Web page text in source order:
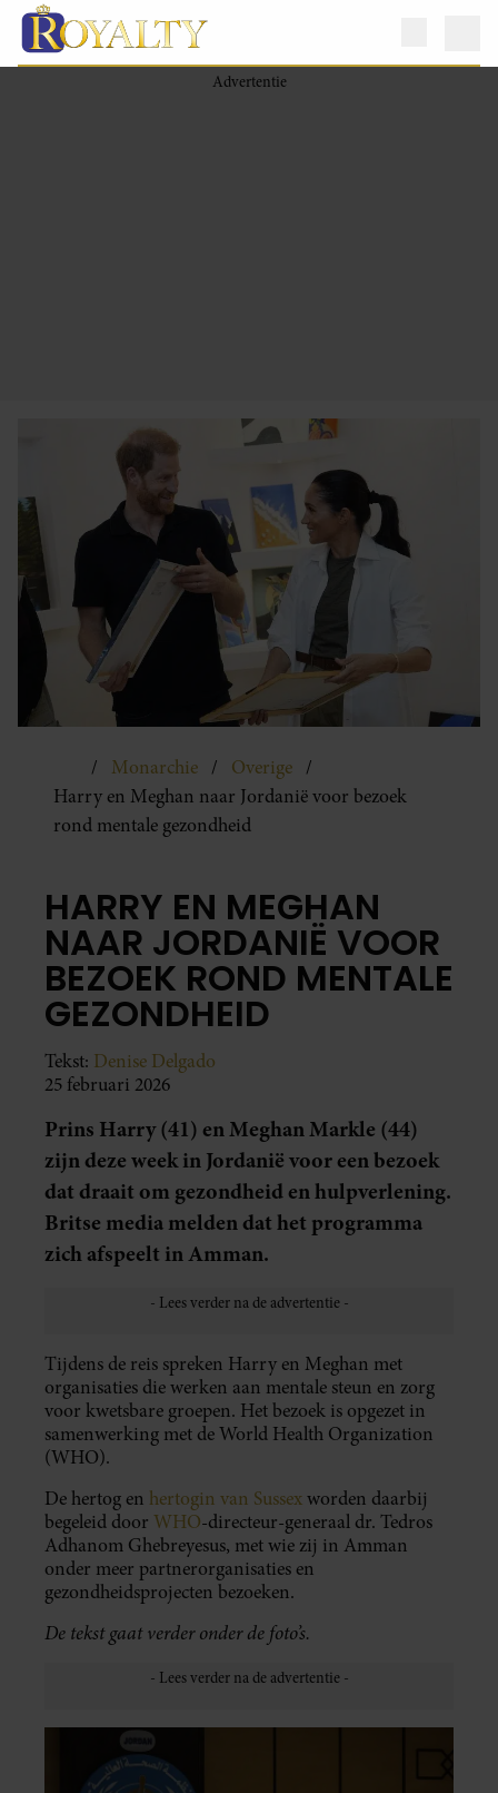
Monarchie
Overige
Harry en Meghan naar Jordanië voor bezoek
rond mentale gezondheid
HARRY EN MEGHAN
NAAR JORDANIË VOOR
BEZOEK ROND MENTALE
GEZONDHEID
Tekst: Denise Delgado
25 februari 2026
Prins Harry (41) en Meghan Markle (44)
zijn deze week in Jordanië voor een bezoek
dat draait om gezondheid en hulpverlening.
Britse media melden dat het programma
zich afspeelt in Amman.
Tijdens de reis spreken Harry en Meghan met
organisaties die werken aan mentale steun en zorg
voor kwetsbare groepen. Het bezoek is opgezet in
samenwerking met de World Health Organization
(WHO).
De hertog en hertogin van Sussexworden daarbij
begeleid door WHO-directeur-generaal dr. Tedros
Adhanom Ghebreyesus, met wie zij in Amman
onder meer partnerorganisaties en
gezondheidsprojecten bezoeken.
De tekst gaat verder onder de foto’s.